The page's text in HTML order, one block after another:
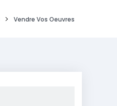
Vendre Vos Oeuvres